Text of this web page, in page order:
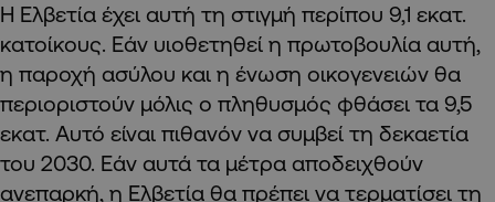
Η Ελβετία έχει αυτή τη στιγμή περίπου 9,1 εκατ.
κατοίκους. Εάν υιοθετηθεί η πρωτοβουλία αυτή,
η παροχή ασύλου και η ένωση οικογενειών θα
περιοριστούν μόλις ο πληθυσμός φθάσει τα 9,5
εκατ. Αυτό είναι πιθανόν να συμβεί τη δεκαετία
του 2030. Εάν αυτά τα μέτρα αποδειχθούν
ανεπαρκή, η Ελβετία θα πρέπει να τερματίσει τη